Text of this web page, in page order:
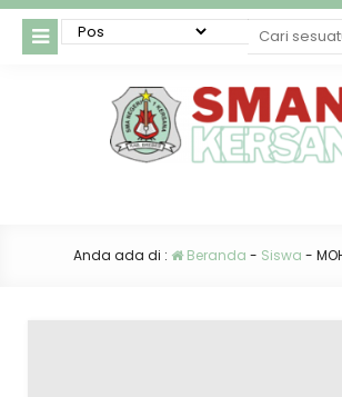
Anda ada di : Beranda - Siswa -